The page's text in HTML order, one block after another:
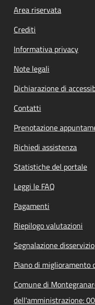
Footer menu
Area riservata
Crediti
Informativa privacy
Note legali
Dichiarazione di
Contatti
Prenotazione
Richiedi assistenza
Statistiche del portale
Leggi le FAQ
Pagamenti
Riepilogo valutazioni
Segnalazione disservizio
Piano di miglioramento
Comune di
dell'amministrazione: